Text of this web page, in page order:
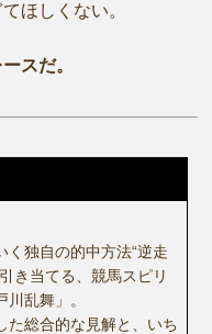
ほしくない。
スだ。
く独自の的中方法“逆走
き当てる、競馬スピリ
乱舞」。
た総合的な見解と、いち